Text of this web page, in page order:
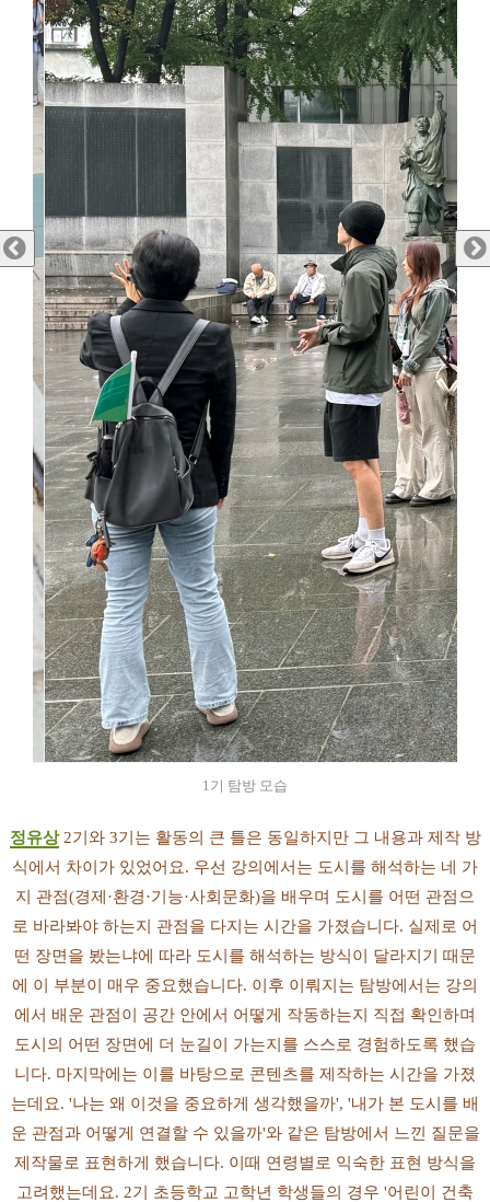
1기 탐방 모습
정유상2기와 3기는 활동의 큰 틀은 동일하지만 그 내용과 제작 방
식에서 차이가 있었어요. 우선 강의에서는 도시를 해석하는 네 가
지 관점(경제·환경·기능·사회문화)을 배우며 도시를 어떤 관점으
로 바라봐야 하는지 관점을 다지는 시간을 가졌습니다. 실제로 어
떤 장면을 봤는냐에 따라 도시를 해석하는 방식이 달라지기 때문
에 이 부분이 매우 중요했습니다. 이후 이뤄지는 탐방에서는 강의
에서 배운 관점이 공간 안에서 어떻게 작동하는지 직접 확인하며
도시의 어떤 장면에 더 눈길이 가는지를 스스로 경험하도록 했습
니다. 마지막에는 이를 바탕으로 콘텐츠를 제작하는 시간을 가졌
는데요. '나는 왜 이것을 중요하게 생각했을까', '내가 본 도시를 배
운 관점과 어떻게 연결할 수 있을까'와 같은 탐방에서 느낀 질문을
제작물로 표현하게 했습니다. 이때 연령별로 익숙한 표현 방식을
고려했는데요. 2기 초등학교 고학년 학생들의 경우 '어린이 건축